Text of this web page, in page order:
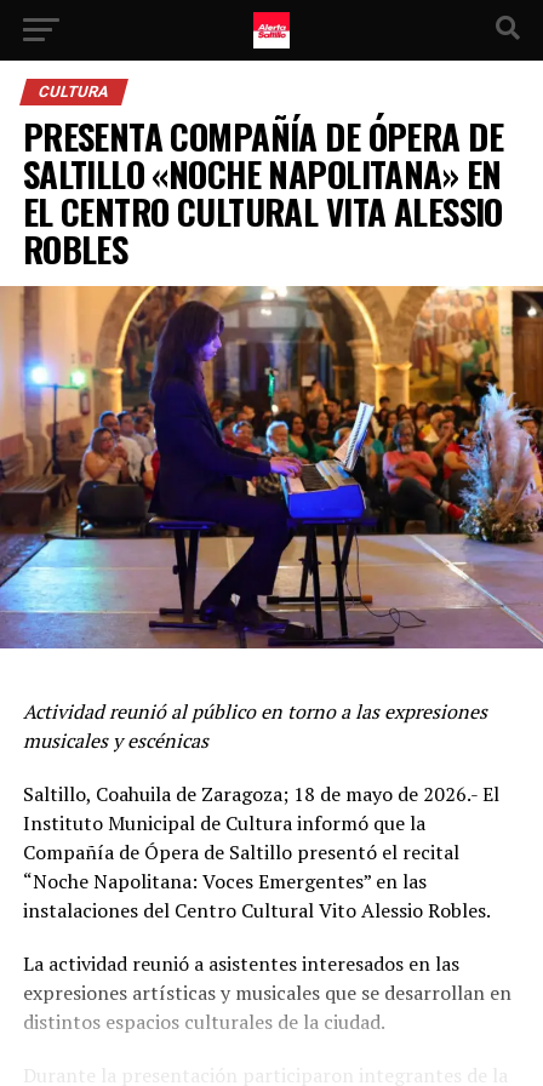
CULTURA
PRESENTA COMPAÑÍA DE ÓPERA DE
SALTILLO «NOCHE NAPOLITANA» EN
EL CENTRO CULTURAL VITA ALESSIO
ROBLES
Actividad reunió al público en torno a las expresiones
musicales y escénicas
Saltillo, Coahuila de Zaragoza; 18 de mayo de 2026.- El
Instituto Municipal de Cultura informó que la
Compañía de Ópera de Saltillo presentó el recital
“Noche Napolitana: Voces Emergentes” en las
instalaciones del Centro Cultural Vito Alessio Robles.
La actividad reunió a asistentes interesados en las
expresiones artísticas y musicales que se desarrollan en
distintos espacios culturales de la ciudad.
Durante la presentación participaron integrantes de la